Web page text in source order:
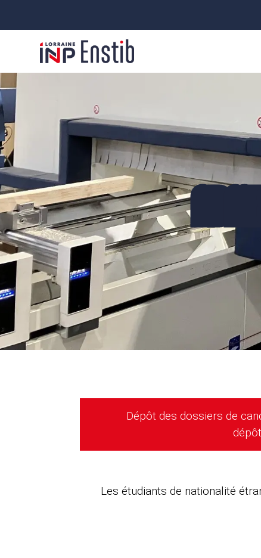
Dépôt des dossiers de
Les étudiants de nationalité